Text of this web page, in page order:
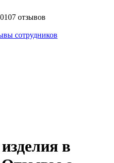
отзывов
в